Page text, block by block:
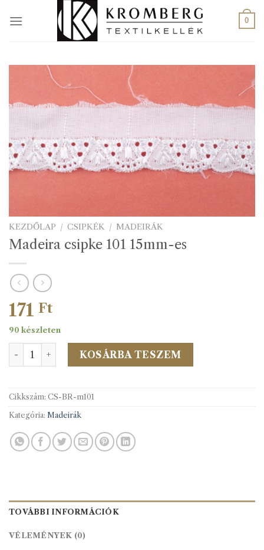
0
KEZDŐLAP / CSIPKÉK / MADEIRÁK
Madeira csipke 101 15mm-es
171 Ft
90 készleten
Madeira csipke 101 15mm-es mennyiség
KOSÁRBA TESZEM
Cikkszám: CS-BR-m101
Kategória: Madeirák
TOVÁBBI INFORMÁCIÓK
VÉLEMÉNYEK (0)